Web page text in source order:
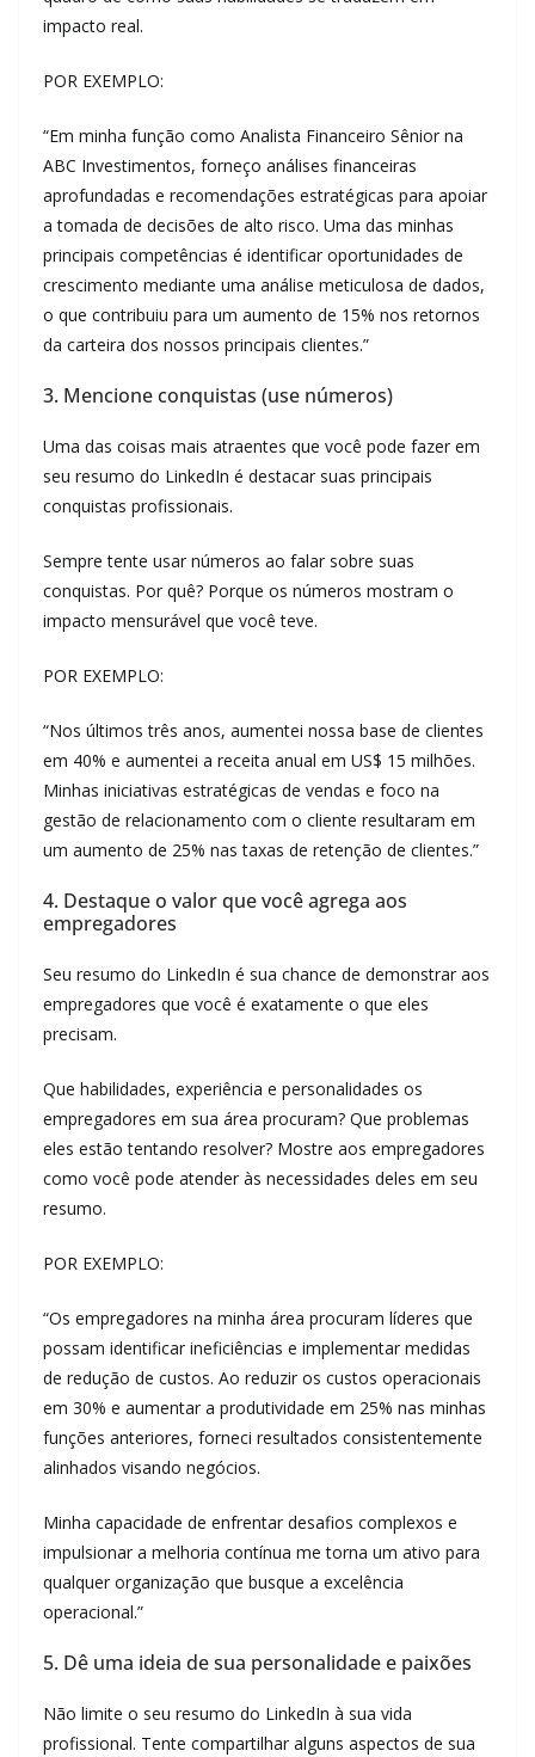
impacto real.
POR EXEMPLO:
“Em minha função como Analista Financeiro Sênior na
ABC Investimentos, forneço análises financeiras
aprofundadas e recomendações estratégicas para apoiar
a tomada de decisões de alto risco. Uma das minhas
principais competências é identificar oportunidades de
crescimento mediante uma análise meticulosa de dados,
o que contribuiu para um aumento de 15% nos retornos
da carteira dos nossos principais clientes.”
3. Mencione conquistas (use números)
Uma das coisas mais atraentes que você pode fazer em
seu resumo do LinkedIn é destacar suas principais
conquistas profissionais.
Sempre tente usar números ao falar sobre suas
conquistas. Por quê? Porque os números mostram o
impacto mensurável que você teve.
POR EXEMPLO:
“Nos últimos três anos, aumentei nossa base de clientes
em 40% e aumentei a receita anual em US$ 15 milhões.
Minhas iniciativas estratégicas de vendas e foco na
gestão de relacionamento com o cliente resultaram em
um aumento de 25% nas taxas de retenção de clientes.”
4. Destaque o valor que você agrega aos
empregadores
Seu resumo do LinkedIn é sua chance de demonstrar aos
empregadores que você é exatamente o que eles
precisam.
Que habilidades, experiência e personalidades os
empregadores em sua área procuram? Que problemas
eles estão tentando resolver? Mostre aos empregadores
como você pode atender às necessidades deles em seu
resumo.
POR EXEMPLO:
“Os empregadores na minha área procuram líderes que
possam identificar ineficiências e implementar medidas
de redução de custos. Ao reduzir os custos operacionais
em 30% e aumentar a produtividade em 25% nas minhas
funções anteriores, forneci resultados consistentemente
alinhados visando negócios.
Minha capacidade de enfrentar desafios complexos e
impulsionar a melhoria contínua me torna um ativo para
qualquer organização que busque a excelência
operacional.”
5. Dê uma ideia de sua personalidade e paixões
Não limite o seu resumo do LinkedIn à sua vida
profissional. Tente compartilhar alguns aspectos de sua